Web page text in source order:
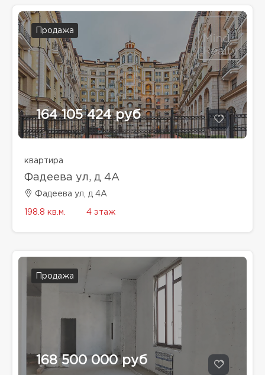
Продажа
164 105 424 руб
квартира
Фадеева ул, д 4A
Фадеева ул, д 4A
198.8 кв.м. 4 этаж
Продажа
168 500 000 руб